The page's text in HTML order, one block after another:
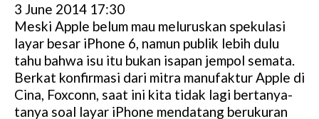
3 June 2014 17:30
Meski Apple belum mau meluruskan spekulasi
layar besar iPhone 6, namun publik lebih dulu
tahu bahwa isu itu bukan isapan jempol semata.
Berkat konfirmasi dari mitra manufaktur Apple di
Cina, Foxconn, saat ini kita tidak lagi bertanya-
tanya soal layar iPhone mendatang berukuran